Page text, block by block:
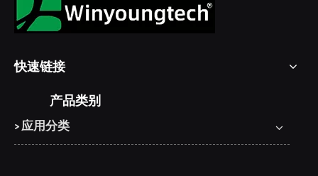
快速链接
产品类别
> 应用分类